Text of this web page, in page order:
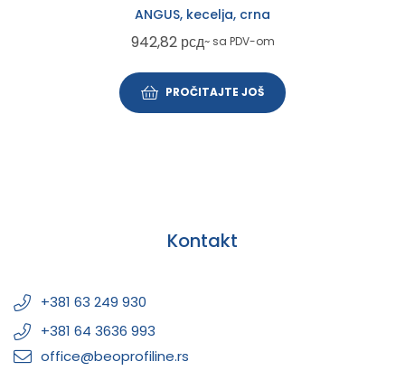
ANGUS, kecelja, crna
942,82 рсд~ sa PDV-om
PROČITAJTE JOŠ
Kontakt
+381 63 249 930
+381 64 3636 993
office@beoprofiline.rs